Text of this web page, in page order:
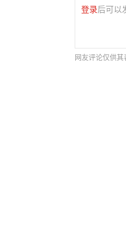
登录后可以
网友评论仅供